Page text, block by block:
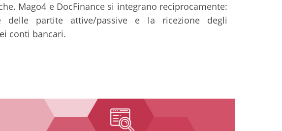
Mago4 e DocFinance si integrano reciprocamente:
delle partite attive/passive e la ricezione degli
conti bancari.